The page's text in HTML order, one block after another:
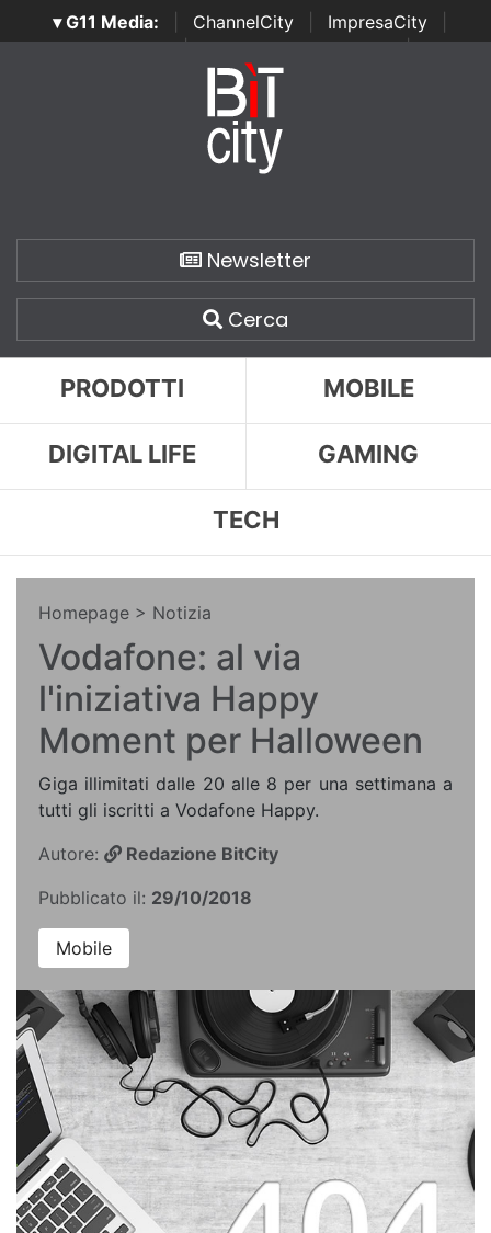
▾ G11 Media: ChannelCity ImpresaCity
SecurityOpenLab | Italian Channel Awards | Italian
Italian Security Awards
Newsletter
Cerca
PRODOTTI MOBILE
DIGITAL LIFE GAMING
TECH
Homepage > Notizia
Vodafone: al via
l'iniziativa Happy
Moment per Halloween
Giga illimitati dalle 20 alle 8 per una settimana a
tutti gli iscritti a Vodafone Happy.
Autore:
Redazione BitCity
Pubblicato il: 29/10/2018
Mobile